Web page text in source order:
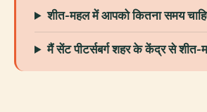
शीत-महल में आपको कितना समय
मैं सेंट पीटर्सबर्ग शहर के केंद्र से